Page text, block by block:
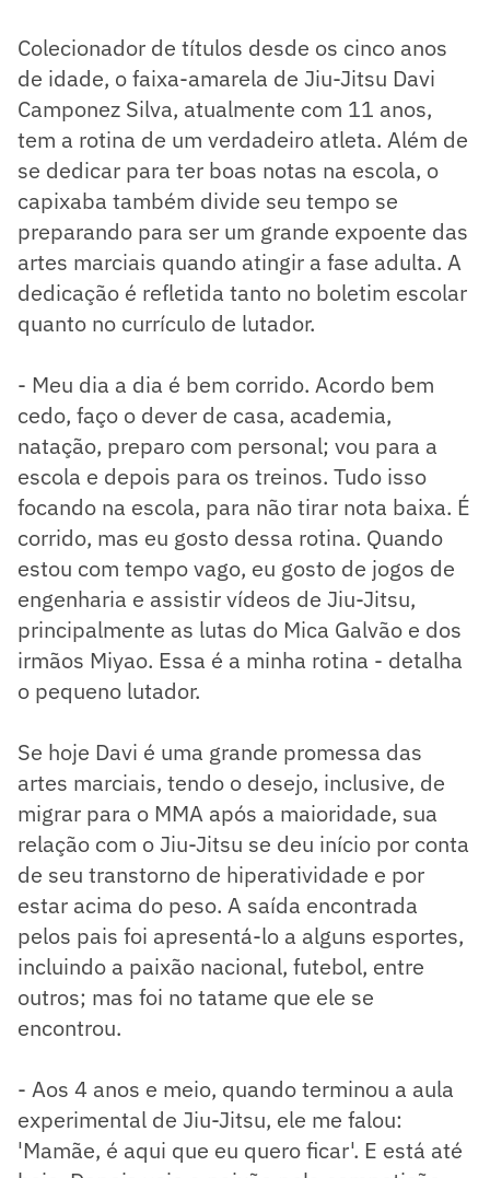
Colecionador de títulos desde os cinco anos
de idade, o faixa-amarela de Jiu-Jitsu Davi
Camponez Silva, atualmente com 11 anos,
tem a rotina de um verdadeiro atleta. Além de
se dedicar para ter boas notas na escola, o
capixaba também divide seu tempo se
preparando para ser um grande expoente das
artes marciais quando atingir a fase adulta. A
dedicação é refletida tanto no boletim escolar
quanto no currículo de lutador.
- Meu dia a dia é bem corrido. Acordo bem
cedo, faço o dever de casa, academia,
natação, preparo com personal; vou para a
escola e depois para os treinos. Tudo isso
focando na escola, para não tirar nota baixa. É
corrido, mas eu gosto dessa rotina. Quando
estou com tempo vago, eu gosto de jogos de
engenharia e assistir vídeos de Jiu-Jitsu,
principalmente as lutas do Mica Galvão e dos
irmãos Miyao. Essa é a minha rotina - detalha
o pequeno lutador.
Se hoje Davi é uma grande promessa das
artes marciais, tendo o desejo, inclusive, de
migrar para o MMA após a maioridade, sua
relação com o Jiu-Jitsu se deu início por conta
de seu transtorno de hiperatividade e por
estar acima do peso. A saída encontrada
pelos pais foi apresentá-lo a alguns esportes,
incluindo a paixão nacional, futebol, entre
outros; mas foi no tatame que ele se
encontrou.
- Aos 4 anos e meio, quando terminou a aula
experimental de Jiu-Jitsu, ele me falou:
'Mamãe, é aqui que eu quero ficar'. E está até